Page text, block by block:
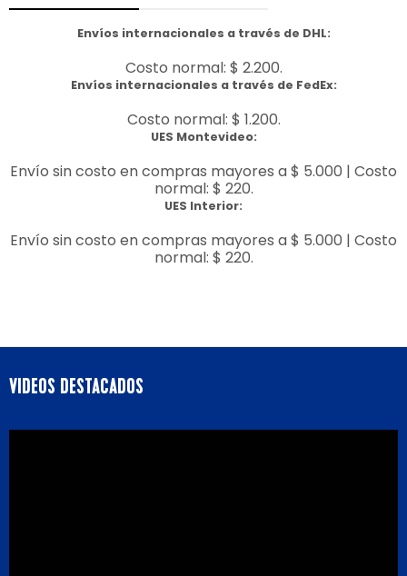
Envíos internacionales a través de DHL:
Costo normal: $ 2.200.
Envíos internacionales a través de FedEx:
Costo normal: $ 1.200.
UES Montevideo:
Envío sin costo en compras mayores a $ 5.000 | Costo
normal: $ 220.
UES Interior:
Envío sin costo en compras mayores a $ 5.000 | Costo
normal: $ 220.
VIDEOS DESTACADOS